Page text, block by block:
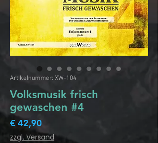
Artikelnummer: XW-104
Volksmusik frisch
gewaschen #4
€ 42,90
zzgl. Versand